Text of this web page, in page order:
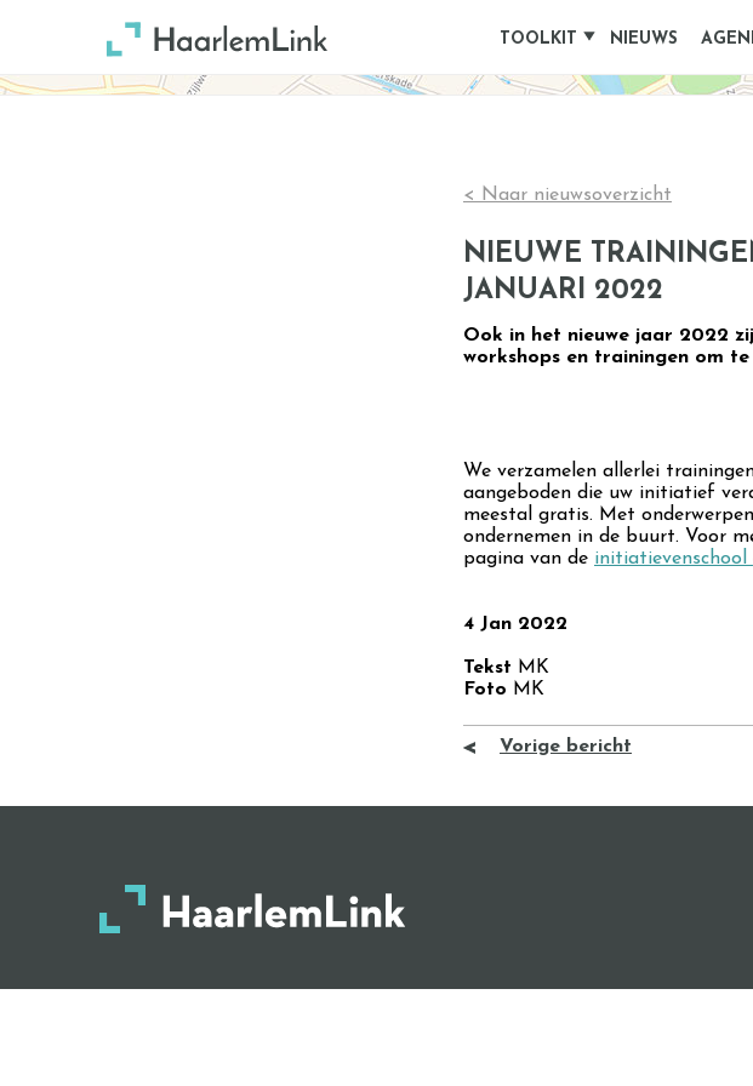
TOOLKIT NIEUWS
< Naar nieuwsoverzicht
NIEUWE
JANUARI 2022
Ook in het nieuwe jaar 2022
workshops en trainingen om
We verzamelen allerlei
aangeboden die uw initiatief
meestal gratis. Met
ondernemen in de buurt. Voor
pagina van de initiatievenschool
4 Jan 2022
Tekst MK
Foto MK
Vorige bericht